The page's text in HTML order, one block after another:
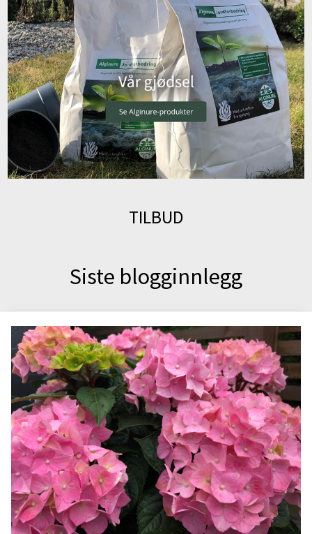
TILBUD
Siste blogginnlegg